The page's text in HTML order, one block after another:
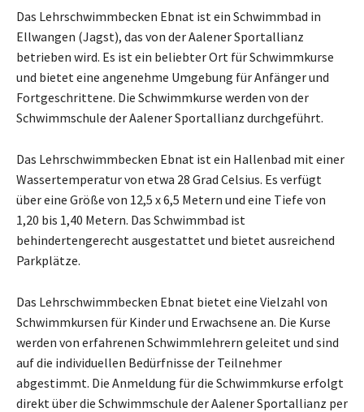
Das Lehrschwimmbecken Ebnat ist ein Schwimmbad in
Ellwangen (Jagst), das von der Aalener Sportallianz
betrieben wird. Es ist ein beliebter Ort für Schwimmkurse
und bietet eine angenehme Umgebung für Anfänger und
Fortgeschrittene. Die Schwimmkurse werden von der
Schwimmschule der Aalener Sportallianz durchgeführt.
Das Lehrschwimmbecken Ebnat ist ein Hallenbad mit einer
Wassertemperatur von etwa 28 Grad Celsius. Es verfügt
über eine Größe von 12,5 x 6,5 Metern und eine Tiefe von
1,20 bis 1,40 Metern. Das Schwimmbad ist
behindertengerecht ausgestattet und bietet ausreichend
Parkplätze.
Das Lehrschwimmbecken Ebnat bietet eine Vielzahl von
Schwimmkursen für Kinder und Erwachsene an. Die Kurse
werden von erfahrenen Schwimmlehrern geleitet und sind
auf die individuellen Bedürfnisse der Teilnehmer
abgestimmt. Die Anmeldung für die Schwimmkurse erfolgt
direkt über die Schwimmschule der Aalener Sportallianz per